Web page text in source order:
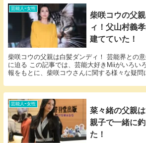
芸能人ｰ女性
柴咲コウの父
ィ！父山村義
建てていた！
柴咲コウの父親は白髪ダンディ！ 芸能界との
に迫る この記事では、芸能大好きMiiがいろい
報をもとに、柴咲コウさんに関する様々な疑問
芸能人ｰ女性
菜々緒の父親
親子で一緒に
た！